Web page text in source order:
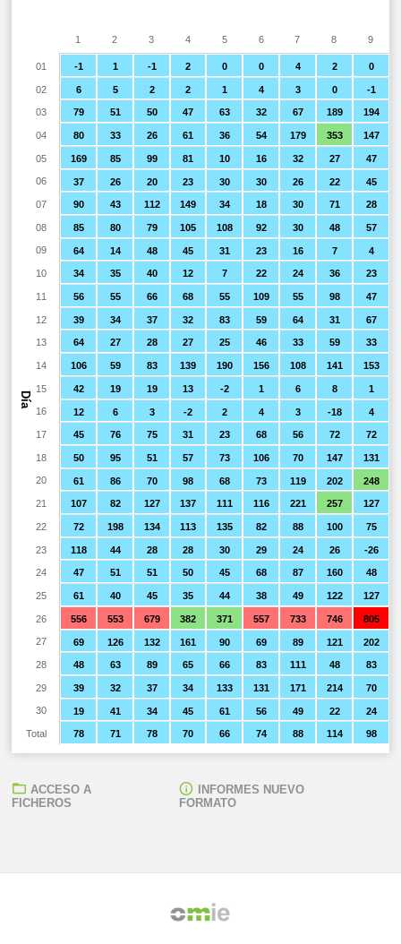
Día
-1 1 -1 2 0 0 4 2 0
6 5 2 2 1 4 3 0 -1
79 51 50 47 63 32 67 189 194
80 33 26 61 36 54 179 353 147
169 85 99 81 10 16 32 27 47
37 26 20 23 30 30 26 22 45
90 43 112 149 34 18 30 71 28
85 80 79 105 108 92 30 48 57
64 14 48 45 31 23 16 7 4
34 35 40 12 7 22 24 36 23
56 55 66 68 55 109 55 98 47
39 34 37 32 83 59 64 31 67
64 27 28 27 25 46 33 59 33
106 59 83 139 190 156 108 141 153
42 19 19 13 -2 1 6 8 1
12 6 3 -2 2 4 3 -18 4
45 76 75 31 23 68 56 72 72
50 95 51 57 73 106 70 147 131
61 86 70 98 68 73 119 202 248
107 82 127 137 111 116 221 257 127
72 198 134 113 135 82 88 100 75
118 44 28 28 30 29 24 26 -26
47 51 51 50 45 68 87 160 48
61 40 45 35 44 38 49 122 127
556 553 679 382 371 557 733 746 805
69 126 132 161 90 69 89 121 202
48 63 89 65 66 83 111 48 83
39 32 37 34 133 131 171 214 70
19 41 34 45 61 56 49 22 24
78 71 78 70 66 74 88 114 98
1 2 3 4 5 6 7 8 9
01
02
03
04
05
06
07
08
09
10
11
12
13
14
15
16
17
18
20
21
22
23
24
25
26
27
28
29
30
Total
ACCESO A
FICHEROS
INFORMES NUEVO
FORMATO